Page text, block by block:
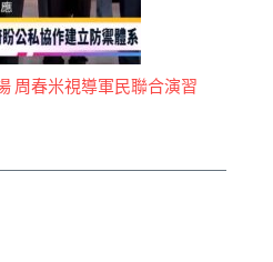
周春米視導軍民聯合演習